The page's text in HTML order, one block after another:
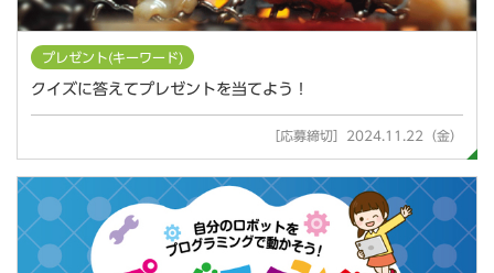
プレゼント(キーワード)
クイズに答えてプレゼントを当てよう！
［応募締切］2024.11.22（金）